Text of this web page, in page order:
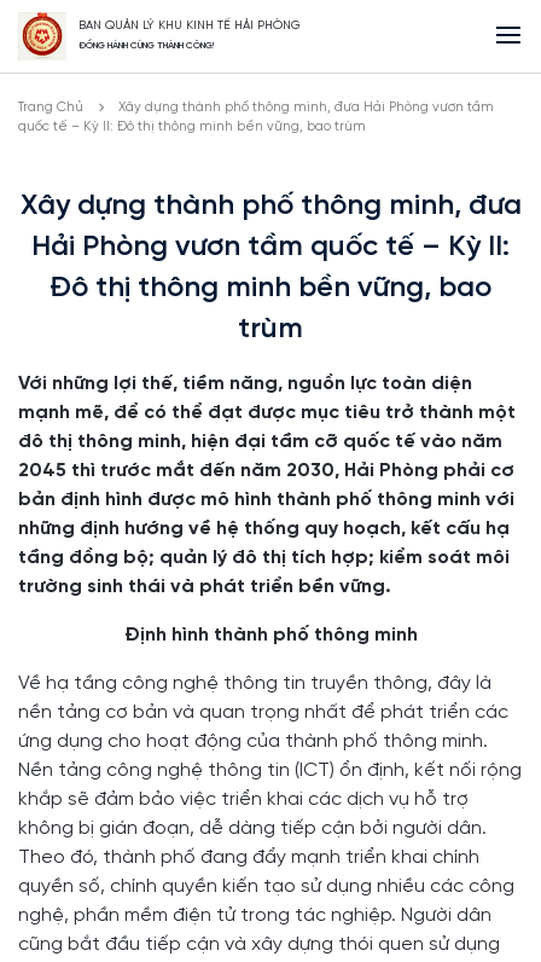
BAN QUẢN LÝ KHU KINH TẾ HẢI PHÒNG
ĐỒNG HÀNH CÙNG THÀNH CÔNG!
Trang Chủ
Xây dựng thành phố thông minh, đưa Hải Phòng vươn tầm
quốc tế – Kỳ II: Đô thị thông minh bền vững, bao trùm
Xây dựng thành phố thông minh, đưa
Hải Phòng vươn tầm quốc tế – Kỳ II:
Đô thị thông minh bền vững, bao
trùm
Với những lợi thế, tiềm năng, nguồn lực toàn diện
mạnh mẽ, để có thể đạt được mục tiêu trở thành một
đô thị thông minh, hiện đại tầm cỡ quốc tế vào năm
2045 thì trước mắt đến năm 2030, Hải Phòng phải cơ
bản định hình được mô hình thành phố thông minh với
những định hướng về hệ thống quy hoạch, kết cấu hạ
tầng đồng bộ; quản lý đô thị tích hợp; kiểm soát môi
trường sinh thái và phát triển bền vững.
Định hình thành phố thông minh
Về hạ tầng công nghệ thông tin truyền thông, đây là
nền tảng cơ bản và quan trọng nhất để phát triển các
ứng dụng cho hoạt động của thành phố thông minh.
Nền tảng công nghệ thông tin (ICT) ổn định, kết nối rộng
khắp sẽ đảm bảo việc triển khai các dịch vụ hỗ trợ
không bị gián đoạn, dễ dàng tiếp cận bởi người dân.
Theo đó, thành phố đang đẩy mạnh triển khai chính
quyền số, chính quyền kiến tạo sử dụng nhiều các công
nghệ, phần mềm điện tử trong tác nghiệp. Người dân
cũng bắt đầu tiếp cận và xây dựng thói quen sử dụng